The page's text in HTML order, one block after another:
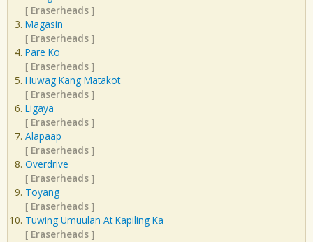
[ Eraserheads ]
Magasin
[ Eraserheads ]
Pare Ko
[ Eraserheads ]
Huwag Kang Matakot
[ Eraserheads ]
Ligaya
[ Eraserheads ]
Alapaap
[ Eraserheads ]
Overdrive
[ Eraserheads ]
Toyang
[ Eraserheads ]
Tuwing Umuulan At Kapiling Ka
[ Eraserheads ]